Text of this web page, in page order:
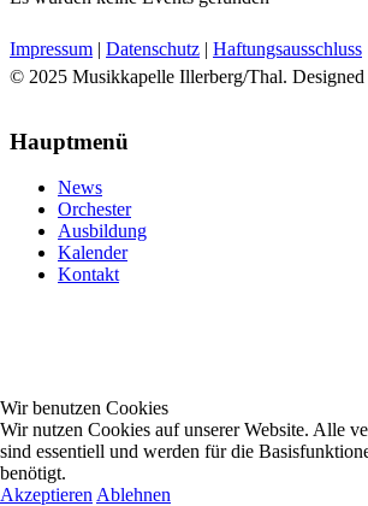
Impressum | Datenschutz | Haftungsausschluss
© 2025 Musikkapelle Illerberg/Thal.
Hauptmenü
News
Orchester
Ausbildung
Kalender
Kontakt
Wir benutzen Cookies
Wir nutzen Cookies auf unserer Website. Alle
sind essentiell und werden für die
benötigt.
Akzeptieren Ablehnen